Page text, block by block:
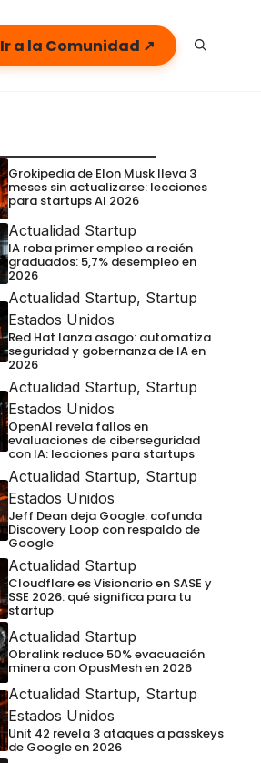
Ir a la Comunidad ↗
Grokipedia de Elon Musk lleva 3
meses sin actualizarse: lecciones
para startups AI 2026
Actualidad Startup
IA roba primer empleo a recién
graduados: 5,7% desempleo en
2026
Actualidad Startup, Startup
Estados Unidos
Red Hat lanza asago: automatiza
seguridad y gobernanza de IA en
2026
Actualidad Startup, Startup
Estados Unidos
OpenAI revela fallos en
evaluaciones de ciberseguridad
con IA: lecciones para startups
Actualidad Startup, Startup
Estados Unidos
Jeff Dean deja Google: cofunda
Discovery Loop con respaldo de
Google
Actualidad Startup
Cloudflare es Visionario en SASE y
SSE 2026: qué significa para tu
startup
Actualidad Startup
Obralink reduce 50% evacuación
minera con OpusMesh en 2026
Actualidad Startup, Startup
Estados Unidos
Unit 42 revela 3 ataques a passkeys
de Google en 2026